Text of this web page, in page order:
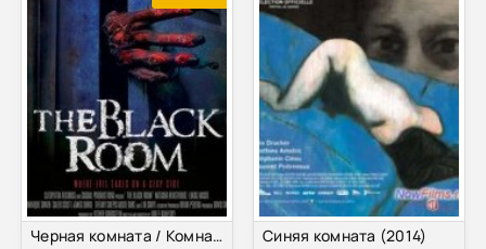
Черная комната / Комната Миссис Блек (2016) Синяя комната (2014)